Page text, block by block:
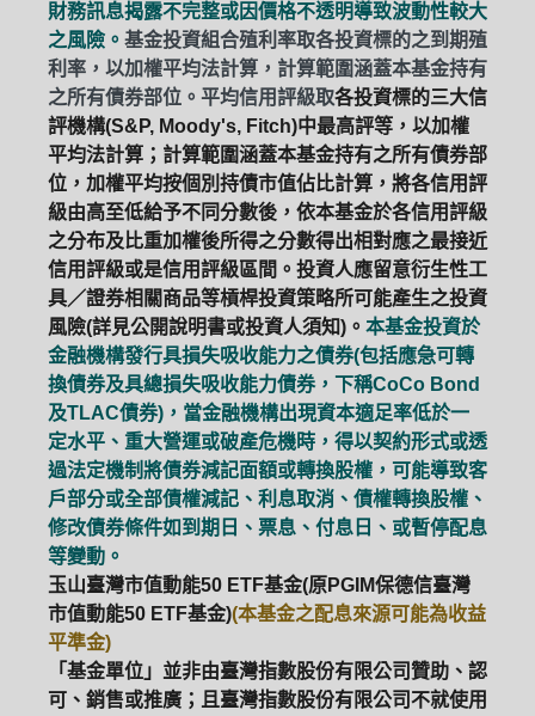
財務訊息揭露不完整或因價格不透明導致波動性較大
之風險。 基金投資組合殖利率取各投資標的之到期殖
利率，以加權平均法計算，計算範圍涵蓋本基金持有
之所有債券部位。平均信用評級取各投資標的三大信
評機構(S&P, Moody's, Fitch)中最高評等，以加權
平均法計算；計算範圍涵蓋本基金持有之所有債券部
位，加權平均按個別持債市值佔比計算，將各信用評
級由高至低給予不同分數後，依本基金於各信用評級
之分布及比重加權後所得之分數得出相對應之最接近
信用評級或是信用評級區間。投資人應留意衍生性工
具／證券相關商品等槓桿投資策略所可能產生之投資
風險(詳見公開說明書或投資人須知)。 本基金投資於
金融機構發行具損失吸收能力之債券(包括應急可轉
換債券及具總損失吸收能力債券，下稱CoCo Bond
及TLAC債券)，當金融機構出現資本適足率低於一
定水平、重大營運或破產危機時，得以契約形式或透
過法定機制將債券減記面額或轉換股權，可能導致客
戶部分或全部債權減記、利息取消、債權轉換股權、
修改債券條件如到期日、票息、付息日、或暫停配息
等變動。
玉山臺灣市值動能50 ETF基金(原PGIM保德信臺灣
市值動能50 ETF基金)(本基金之配息來源可能為收益
平準金)
「基金單位」並非由臺灣指數股份有限公司贊助、認
可、銷售或推廣；且臺灣指數股份有限公司不就使用